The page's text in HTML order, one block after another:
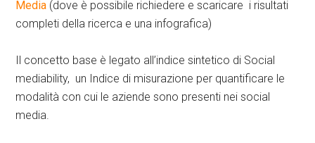
Media (dove è possibile richiedere e scaricare i risultati
completi della ricerca e una infografica)
Il concetto base è legato all’indice sintetico di Social
mediability, un Indice di misurazione per quantificare le
modalità con cui le aziende sono presenti nei social
media.